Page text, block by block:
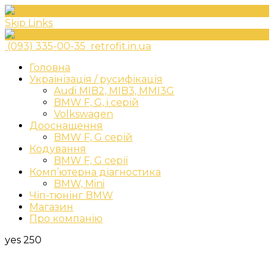
Skip Links
(093) 335-00-35 retrofit.in.ua
Головна
Українізація / русифікація
Audi MIB2, MIB3, MMI3G
BMW F, G, i серій
Volkswagen
Дооснащення
BMW F, G серій
Кодування
BMW F, G серії
Комп’ютерна діагностика
BMW, Mini
Чіп-тюнінг BMW
Магазин
Про компанію
yes 250